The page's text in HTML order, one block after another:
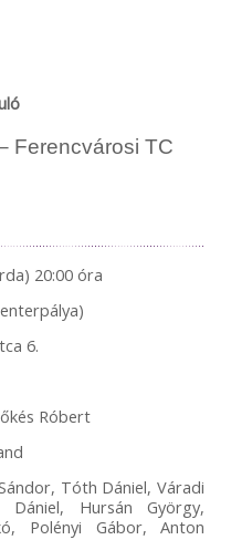
Ferencvárosi TC
20:00 óra
6.
Róbert
Tóth Dániel, Váradi
Hursán György,
Polényi Gábor, Anton